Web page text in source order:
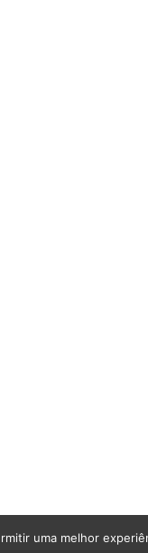
uma melhor